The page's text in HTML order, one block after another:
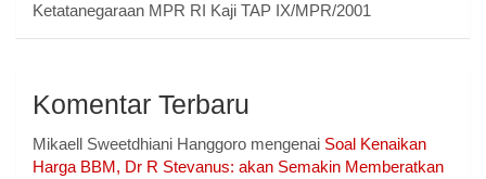
Ketatanegaraan MPR RI Kaji TAP IX/MPR/2001
Komentar Terbaru
Mikaell Sweetdhiani Hanggoro mengenai Soal Kenaikan
Harga BBM, Dr R Stevanus: akan Semakin Memberatkan